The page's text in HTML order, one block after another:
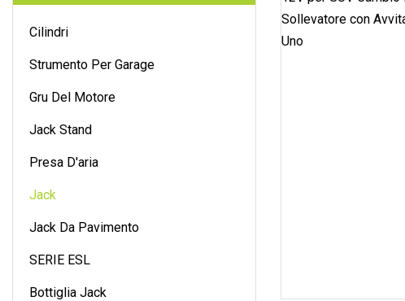
Cilindri
Strumento Per Garage
Gru Del Motore
Jack Stand
Presa D'aria
Jack
Jack Da Pavimento
SERIE ESL
Bottiglia Jack